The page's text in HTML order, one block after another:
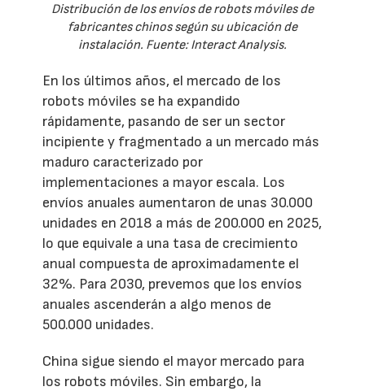
Distribución de los envíos de robots móviles de
fabricantes chinos según su ubicación de
instalación. Fuente: Interact Analysis.
En los últimos años, el mercado de los
robots móviles se ha expandido
rápidamente, pasando de ser un sector
incipiente y fragmentado a un mercado más
maduro caracterizado por
implementaciones a mayor escala. Los
envíos anuales aumentaron de unas 30.000
unidades en 2018 a más de 200.000 en 2025,
lo que equivale a una tasa de crecimiento
anual compuesta de aproximadamente el
32%. Para 2030, prevemos que los envíos
anuales ascenderán a algo menos de
500.000 unidades.
China sigue siendo el mayor mercado para
los robots móviles. Sin embargo, la